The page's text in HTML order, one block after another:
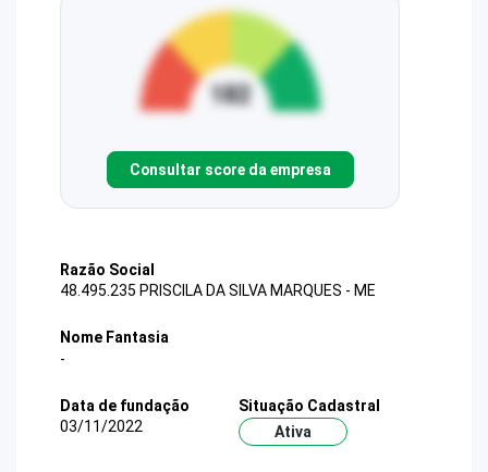
Consultar score da empresa
Razão Social
48.495.235 PRISCILA DA SILVA MARQUES - ME
Nome Fantasia
-
Data de fundação
03/11/2022
Situação Cadastral
Ativa